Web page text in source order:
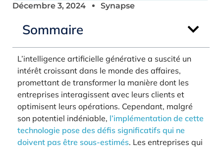
Décembre 3, 2024 Synapse
Sommaire
L’intelligence artificielle générative a suscité un
intérêt croissant dans le monde des affaires,
promettant de transformer la manière dont les
entreprises interagissent avec leurs clients et
optimisent leurs opérations. Cependant, malgré
son potentiel indéniable, l’implémentation de cette
technologie pose des défis significatifs qui ne
doivent pas être sous-estimés. Les entreprises qui